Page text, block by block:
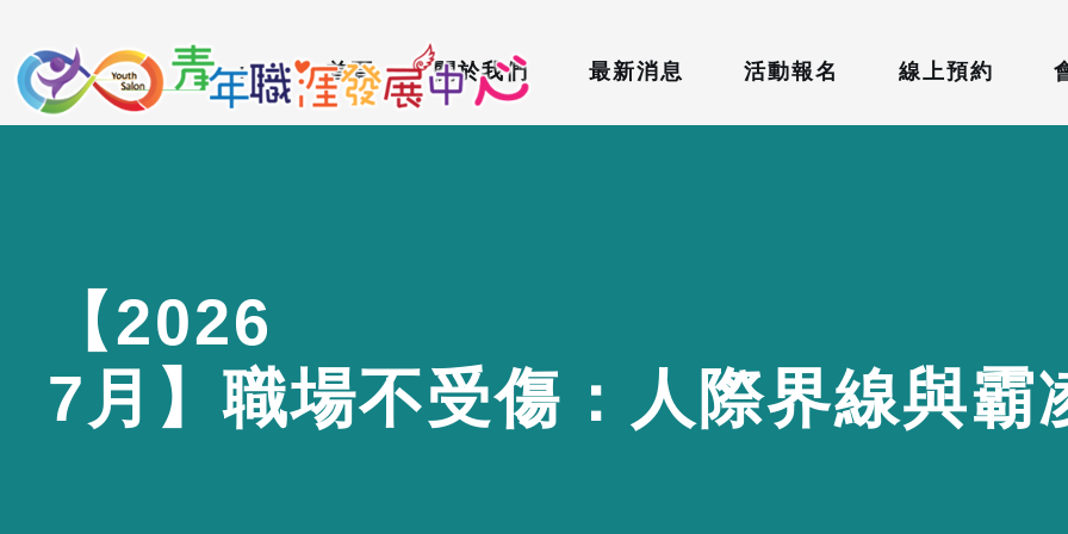
要
內
::: 首頁 關於我們 最新消息 活動報名 線上預約
【2026
7 月 】職場不受傷 ： 人 際界線與霸